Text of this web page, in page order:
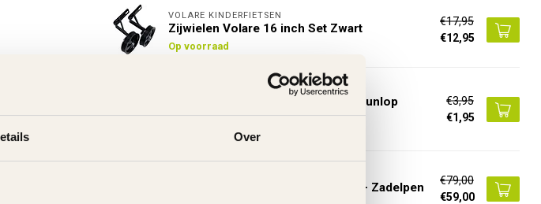
Over
VOLARE KINDERFIETSEN
Zijwielen Volare 16 inch Set Zwart
Op voorraad
€17,95
€12,95
Verloopnippel Frans Ventiel naar Dunlop
Ventiel
€3,95
€1,95
Pacto Lichtgewicht Bagagedrager - Zadelpen
€79,00
€59,00